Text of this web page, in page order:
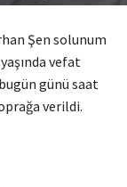
Şen solunum
vefat
günü saat
verildi.